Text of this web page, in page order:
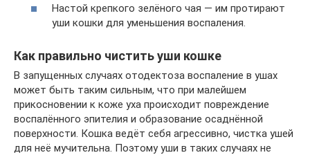
Настой крепкого зелёного чая — им протирают
уши кошки для уменьшения воспаления.
Как правильно чистить уши кошке
В запущенных случаях отодектоза воспаление в ушах
может быть таким сильным, что при малейшем
прикосновении к коже уха происходит повреждение
воспалённого эпителия и образование осаднённой
поверхности. Кошка ведёт себя агрессивно, чистка ушей
для неё мучительна. Поэтому уши в таких случаях не